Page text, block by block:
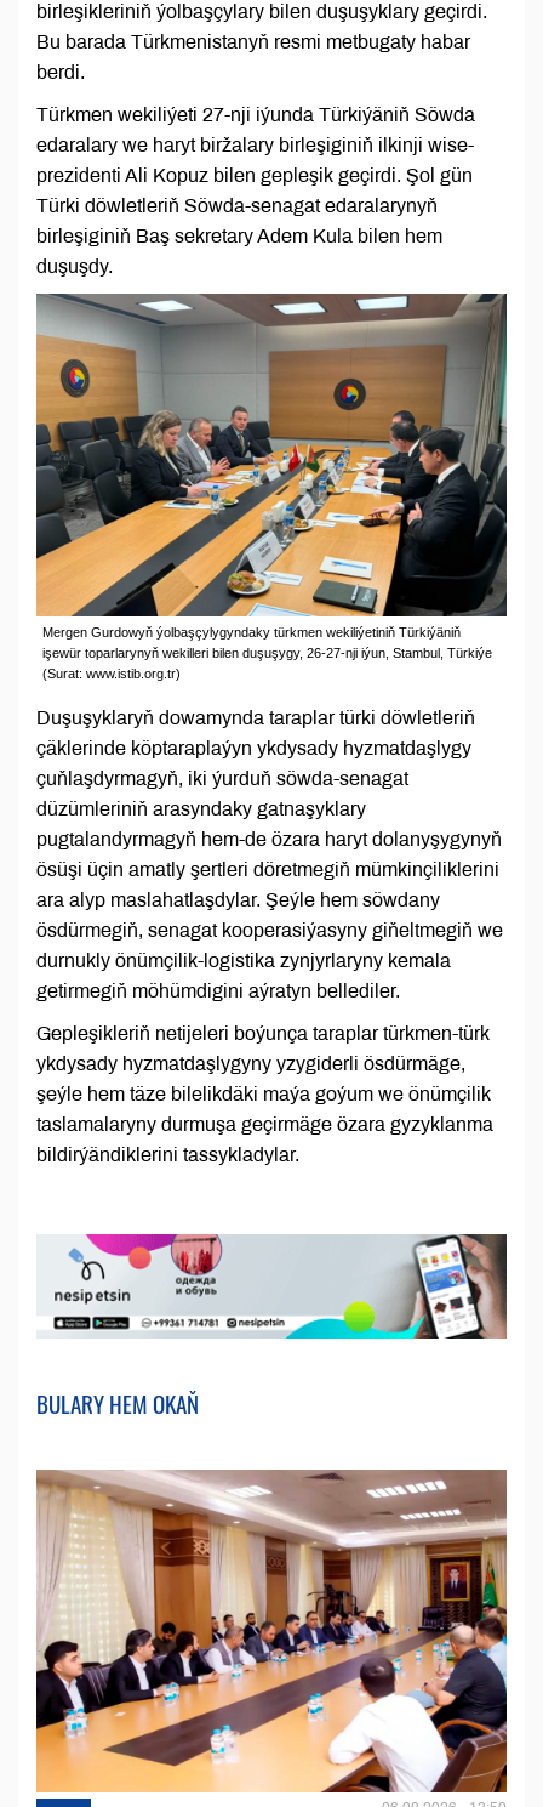
birleşikleriniň ýolbaşçylary bilen duşuşyklary geçirdi.
Bu barada Türkmenistanyň resmi metbugaty habar
berdi.
Türkmen wekiliýeti 27-nji iýunda Türkiýäniň Söwda
edaralary we haryt biržalary birleşiginiň ilkinji wise-
prezidenti Ali Kopuz bilen gepleşik geçirdi. Şol gün
Türki döwletleriň Söwda-senagat edaralarynyň
birleşiginiň Baş sekretary Adem Kula bilen hem
duşuşdy.
Mergen Gurdowyň ýolbaşçylygyndaky türkmen wekiliýetiniň Türkiýäniň
işewür toparlarynyň wekilleri bilen duşuşygy, 26-27-nji iýun, Stambul, Türkiýe
(Surat: www.istib.org.tr)
Duşuşyklaryň dowamynda taraplar türki döwletleriň
çäklerinde köptaraplaýyn ykdysady hyzmatdaşlygy
çuňlaşdyrmagyň, iki ýurduň söwda-senagat
düzümleriniň arasyndaky gatnaşyklary
pugtalandyrmagyň hem-de özara haryt dolanyşygynyň
ösüşi üçin amatly şertleri döretmegiň mümkinçiliklerini
ara alyp maslahatlaşdylar. Şeýle hem söwdany
ösdürmegiň, senagat kooperasiýasyny giňeltmegiň we
durnukly önümçilik-logistika zynjyrlaryny kemala
getirmegiň möhümdigini aýratyn bellediler.
Gepleşikleriň netijeleri boýunça taraplar türkmen-türk
ykdysady hyzmatdaşlygyny yzygiderli ösdürmäge,
şeýle hem täze bilelikdäki maýa goýum we önümçilik
taslamalaryny durmuşa geçirmäge özara gyzyklanma
bildirýändiklerini tassykladylar.
BULARY HEM OKAŇ